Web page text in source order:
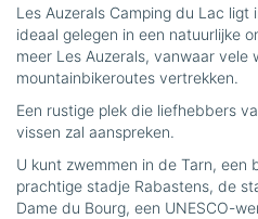
Les Auzerals Camping du Lac ligt
ideaal gelegen in een natuurlijke
meer Les Auzerals, vanwaar vele
mountainbikeroutes vertrekken.
Een rustige plek die liefhebbers
vissen zal aanspreken.
U kunt zwemmen in de Tarn, een
prachtige stadje Rabastens, de
Dame du Bourg, een UNESCO-